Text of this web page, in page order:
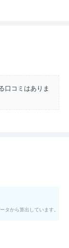
口コミはありま
タから算出しています。